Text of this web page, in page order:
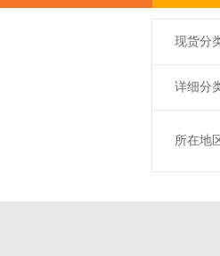
现货分
详细分
所在地